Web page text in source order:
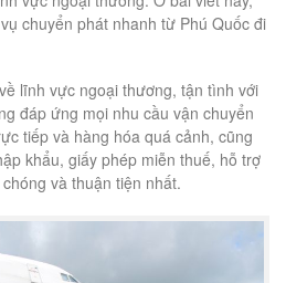
chuyển phát nhanh từ Phú Quốc đi
lĩnh vực ngoại thương, tận tình với
đáp ứng mọi nhu cầu vận chuyển
tiếp và hàng hóa quá cảnh, cũng
khẩu, giấy phép miễn thuế, hỗ trợ
và thuận tiện nhất.